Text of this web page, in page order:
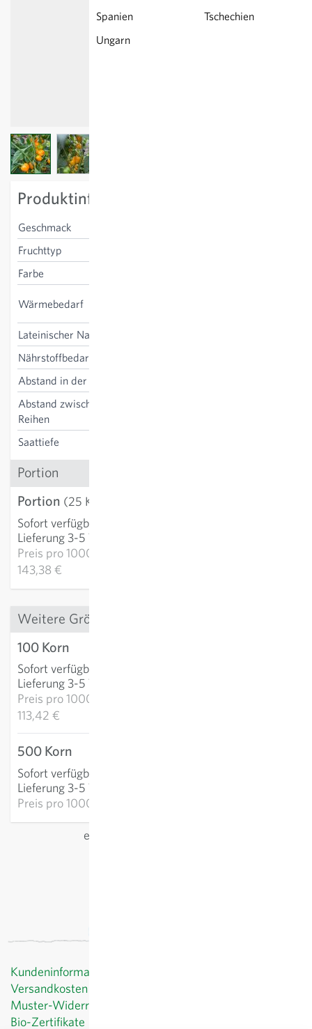
Spanien
Tschechien
Ungarn
View larger imageView larger image
Produktinformation
Geschmack
Fruchttyp
Farbe
Wärmebedarf
Lateinischer Name
Nährstoffbedarf
Abstand in der Reihe
Abstand zwischen den
Reihen
Saattiefe
Portion
Portion (25 Korn)
Sofort verfügbar
Lieferung 3-5 Tage
Preis pro1000k:
143,38 €
Weitere Grössen
100 Korn
Sofort verfügbar
Lieferung 3-5 Tage
Preis pro1000k:
113,42 €
500 Korn
Sofort verfügbar
Lieferung 3-5 Tage
Preis pro1000k: 87,53 €
exkl.
Kundeninformationen
Versandkosten
Muster-Widerrufsformular
Bio-Zertifikate